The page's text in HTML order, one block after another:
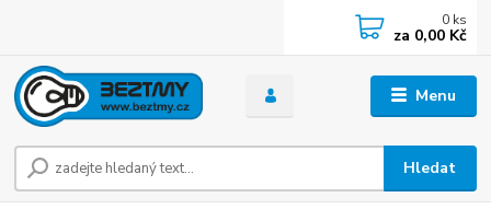
Menu
Hledat
0 ks
za 0,00 Kč